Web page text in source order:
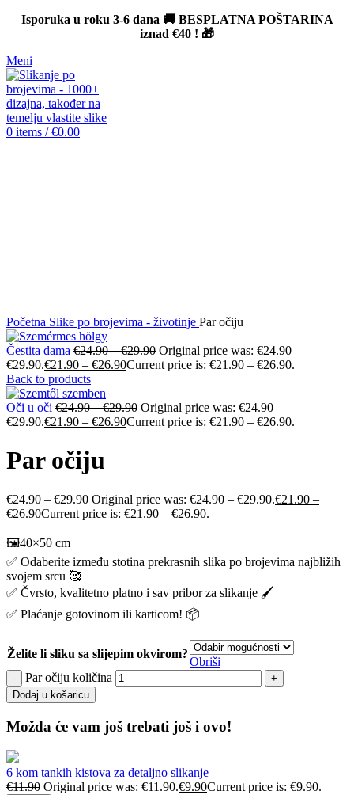
Isporuka u roku 3-6 dana 🚚 BESPLATNA POŠTARINA
iznad €40 ! 🎁
Meni
0 items / €0.00
Početna Slike po brojevima - životinje Par očiju
Čestita dama €24.90–€29.90 Original price was: €24.90 –
€29.90.€21.90 – €26.90Current price is: €21.90 – €26.90.
Back to products
Oči u oči €24.90–€29.90 Original price was: €24.90 –
€29.90.€21.90 – €26.90Current price is: €21.90 – €26.90.
Par očiju
€24.90–€29.90 Original price was: €24.90 – €29.90.€21.90 –
€26.90Current price is: €21.90 – €26.90.
🖼️40×50 cm
✅ Odaberite između stotina prekrasnih slika po brojevima najbližih
svojem srcu 🥰
✅ Čvrsto, kvalitetno platno i sav pribor za slikanje 🖌️
✅ Plaćanje gotovinom ili karticom! 📦
Želite li sliku sa slijepim okvirom?
Obriši
Par očiju količina
Dodaj u košaricu
Možda će vam još trebati još i ovo!
6 kom tankih kistova za detaljno slikanje
€11.90 Original price was: €11.90.€9.90Current price is: €9.90.